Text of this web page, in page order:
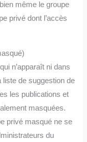
même le groupe
privé dont l’accès
n’apparaît ni dans
liste de suggestion de
les publications et
masquées.
privé masqué ne se
du